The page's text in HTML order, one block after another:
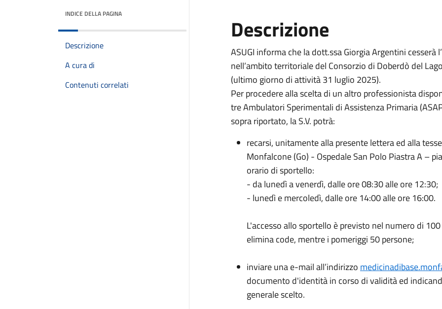
INDICE DELLA PAGINA
Descrizione
A cura di
Contenuti correlati
Descrizione
ASUGI informa che la dott.ssa Giorgia Argentini
nell’ambito territoriale del Consorzio di Doberdò del
(ultimo giorno di attività 31 luglio 2025).
Per procedere alla scelta di un altro professionista
tre Ambulatori Sperimentali di Assistenza Primaria
sopra riportato, la S.V. potrà:
recarsi, unitamente alla presente lettera ed alla
Monfalcone (Go) - Ospedale San Polo Piastra A –
orario di sportello:
- da lunedì a venerdì, dalle ore 08:30 alle ore 12:30;
- lunedì e mercoledì, dalle ore 14:00 alle ore 16:00.
L'accesso allo sportello è previsto nel numero di
elimina code, mentre i pomeriggi 50 persone;
inviare una e-mail all’indirizzo
documento d'identità in corso di validità ed
generale scelto.